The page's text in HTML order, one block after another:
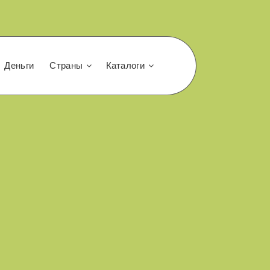
Деньги Страны Каталоги